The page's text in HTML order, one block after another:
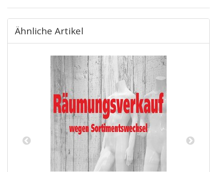
Ähnliche Artikel